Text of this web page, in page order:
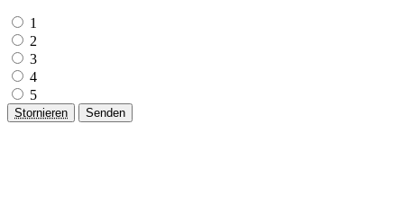
1
2
3
4
5
Stornieren Senden